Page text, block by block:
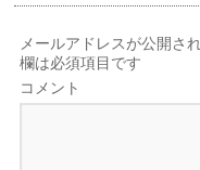
メールアドレスが公開さ
欄は必須項目です
コメント